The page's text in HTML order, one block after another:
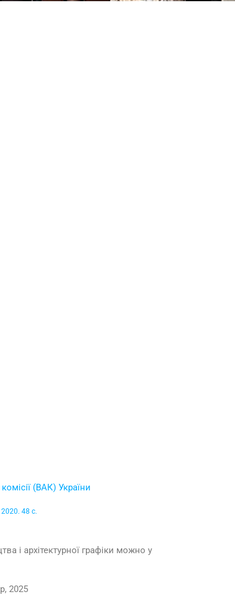
(ВАК) України
48 с.
і архітектурної графіки можно у
2025